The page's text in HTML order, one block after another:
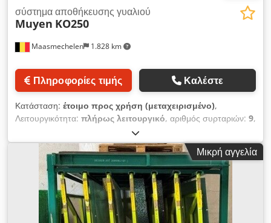
Maasmechelen 1.828 km
σύστημα αποθήκευσης γυαλιού
Muyen KO250
Πληροφορίες τιμής Καλέστε
Κατάσταση: έτοιμο προς χρήση (μεταχειρισμένο),
Λειτουργικότητα: πλήρως λειτουργικό, αριθμός συρταριών: 9,
, συνολικό πλάτος:
συνολικό μήκος:3.850 χιλ., μήκος περονών:90 χιλ.,
Χειροκίνητη αποθήκευση με 9 θέσεις για λαμαρίνες
L3250xH1700mm, κάθε ράφι διαθέτει βάση 9εκ και
χωρητικότητα 500kg. Εξωτερικές διαστάσεις +/-:
Μ3850xΠ1610xΥ2150mm Dsdpfx Anjy N Tdhe Eekr
Μικρή αγγελία